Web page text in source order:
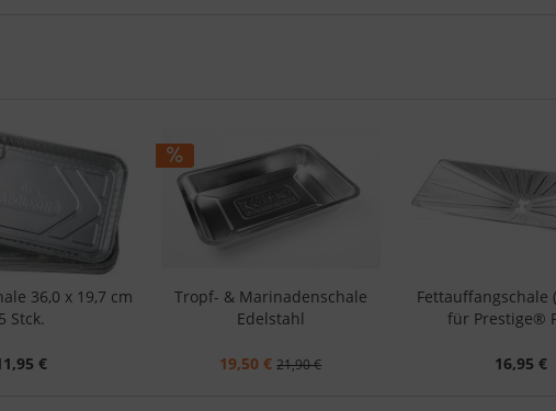
36,0 x 19,7 cm
5 Stck.
€
Tropf- & Marinadenschale
Edelstahl
19,50 € 21,90 €
Fettauffangschale
für Prestige®
16,95 €